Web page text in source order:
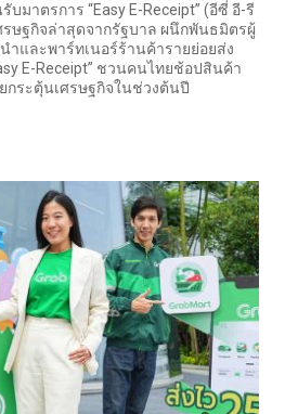
มาตรการ “Easy E-Receipt” (อีซี่ อี-รี
ษฐกิจล่าสุดจากรัฐบาล ผนึกพันธมิตรผู้
และพาร์ทเนอร์ร้านค้ารายย่อยส่ง
E-Receipt” ชวนคนไทยช้อปสินค้า
กระตุ้นเศรษฐกิจในช่วงต้นปี